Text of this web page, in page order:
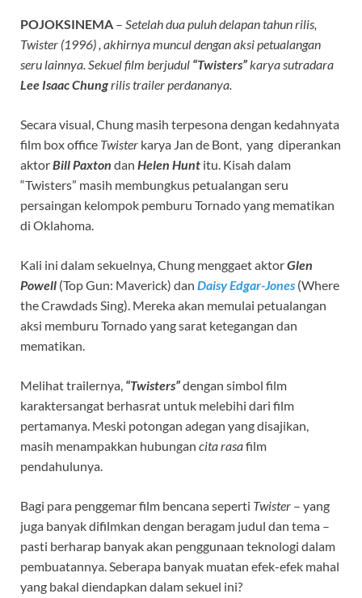
POJOKSINEMA – Setelah dua puluh delapan tahun rilis,
Twister (1996) , akhirnya muncul dengan aksi petualangan
seru lainnya. Sekuel film berjudul “Twisters”karya sutradara
Lee Isaac Chungrilis trailer perdananya.
Secara visual, Chung masih terpesona dengan kedahnyata
film box office Twister karya Jan de Bont, yang diperankan
aktorBill Paxton dan Helen Hunt itu. Kisah dalam
“Twisters” masih membungkus petualangan seru
persaingan kelompok pemburu Tornado yang mematikan
di Oklahoma.
Kali ini dalam sekuelnya, Chung menggaet aktorGlen
Powell (Top Gun: Maverick) dan Daisy Edgar-Jones (Where
the Crawdads Sing). Mereka akan memulai petualangan
aksi memburu Tornado yang sarat ketegangan dan
mematikan.
Melihat trailernya, “Twisters”dengan simbol film
karaktersangat berhasrat untuk melebihi dari film
pertamanya. Meski potongan adegan yang disajikan,
masih menampakkan hubungan cita rasafilm
pendahulunya.
Bagi para penggemar film bencana seperti Twister – yang
juga banyak difilmkan dengan beragam judul dan tema –
pasti berharap banyak akan penggunaan teknologi dalam
pembuatannya. Seberapa banyak muatan efek-efek mahal
yang bakal diendapkan dalam sekuel ini?